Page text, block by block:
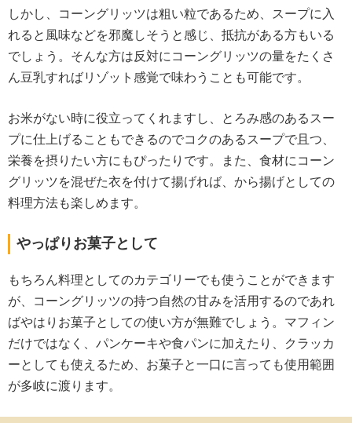
しかし、コーングリッツは粗い粒であるため、スープに入
れると風味などを邪魔しそうと感じ、抵抗がある方もいる
でしょう。そんな方は反対にコーングリッツの量をたくさ
ん豆乳すればリゾット感覚で味わうことも可能です。
お米がない時に役立ってくれますし、とろみ感のあるスー
プに仕上げることもできるのでコクのあるスープで且つ、
栄養を摂りたい方にもぴったりです。また、食材にコーン
グリッツを混ぜた衣を付けて揚げれば、から揚げとしての
料理方法も楽しめます。
やっぱりお菓子として
もちろん料理としてのカテゴリーでも使うことができます
が、コーングリッツの持つ自然の甘みを活用するのであれ
ばやはりお菓子としての使い方が無難でしょう。マフィン
だけではなく、パンケーキや食パンに加えたり、クラッカ
ーとしても使えるため、お菓子と一口に言っても使用範囲
が多岐に渡ります。